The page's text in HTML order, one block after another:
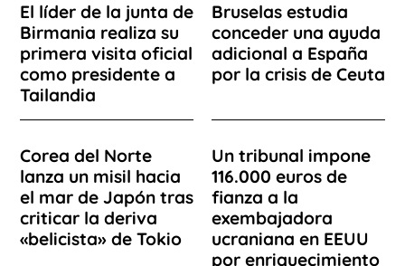
El líder de la junta de
Birmania realiza su
primera visita oficial
como presidente a
Tailandia
Bruselas estudia
conceder una ayuda
adicional a España
por la crisis de Ceuta
Corea del Norte
lanza un misil hacia
el mar de Japón tras
criticar la deriva
«belicista» de Tokio
Un tribunal impone
116.000 euros de
fianza a la
exembajadora
ucraniana en EEUU
por enriquecimiento